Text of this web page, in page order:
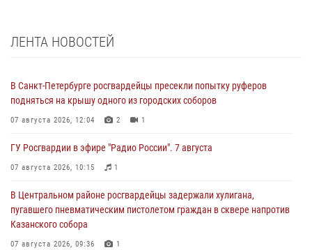
ЛЕНТА НОВОСТЕЙ
В Санкт-Петербурге росгвардейцы пресекли попытку руферов
подняться на крышу одного из городских соборов
07 августа 2026, 12:04 2 1
ГУ Росгвардии в эфире "Радио России". 7 августа
07 августа 2026, 10:15 1
В Центральном районе росгвардейцы задержали хулигана,
пугавшего пневматическим пистолетом граждан в сквере напротив
Казанского собора
07 августа 2026, 09:36 1